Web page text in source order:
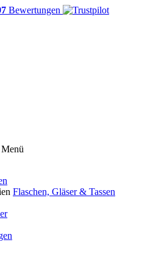
Bewertungen
Menü
Flaschen, Gläser & Tassen